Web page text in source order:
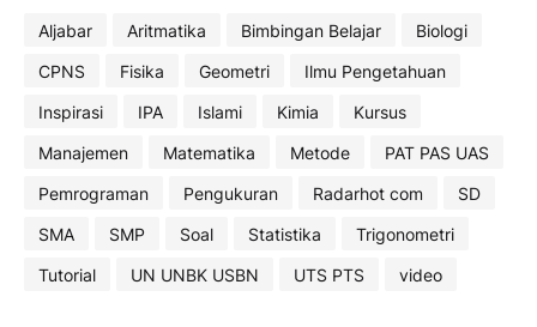
Aljabar Aritmatika Bimbingan Belajar
Biologi
CPNS
Fisika Geometri
Ilmu Pengetahuan
Inspirasi
IPA Islami Kimia
Kursus
Manajemen
Matematika Metode
PAT PAS UAS
Pemrograman
Pengukuran Radarhot com
SD
SMA
SMP Soal Statistika
Trigonometri
Tutorial
UN UNBK USBN UTS PTS video